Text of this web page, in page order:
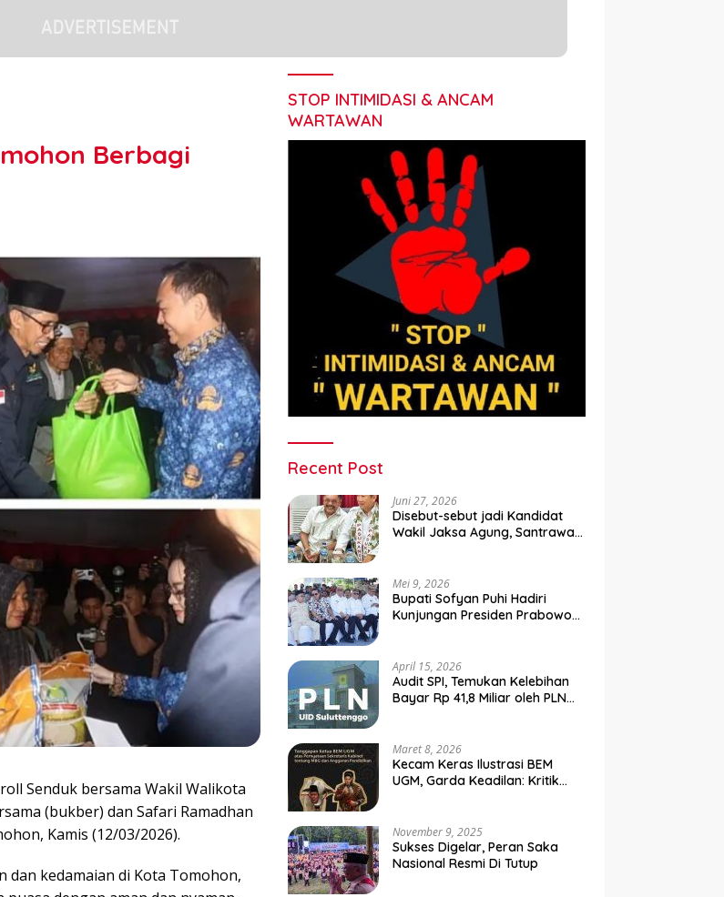
Berbagi
Senduk bersama Wakil Walikota
(bukber) dan Safari Ramadhan
Kamis (12/03/2026).
kedamaian di Kota Tomohon,
STOP INTIMIDASI & ANCAM
WARTAWAN
Recent Post
Juni 27, 2026
Disebut-sebut jadi Kandidat
Wakil Jaksa Agung, Santrawan
Mei 9, 2026
Bupati Sofyan Puhi Hadiri
Kunjungan Presiden Prabowo
April 15, 2026
Audit SPI, Temukan Kelebihan
Bayar Rp 41,8 Miliar oleh PLN
Maret 8, 2026
Kecam Keras Ilustrasi BEM
UGM, Garda Keadilan: Kritik
Negara
November 9, 2025
Sukses Digelar, Peran Saka
Nasional Resmi Di Tutup